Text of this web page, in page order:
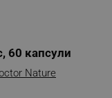
60 капсули
Nature